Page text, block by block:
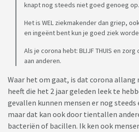
knapt nog steeds niet goed genoeg
Het is WEL ziekmakender dan griep,
en ingeënt bent kun je goed ziek
Als je corona hebt: BLIJF THUIS en
aan anderen.
Waar het om gaat, is dat corona allang
heeft die het 2 jaar geleden leek te
gevallen kunnen mensen er nog steeds
maar dat kan ook door tientallen
bacteriën of bacillen. Ik ken ook